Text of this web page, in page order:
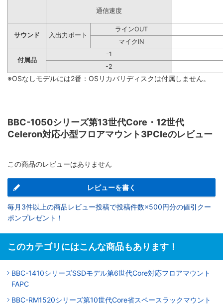
通信速度
サウンド 入出力ポート
ラインOUT
マイクIN
付属品
-1
-2
※OSなしモデルには2番：OSリカバリディスクは付属しません。
BBC-1050シリーズ第13世代Core・12世代
Celeron対応小型フロアマウント3PCIeのレビュー
この商品のレビューはありません
レビューを書く
毎月3件以上の商品レビュー投稿で投稿件数×500円分の値引クー
ポンプレゼント！
このカテゴリにはこんな商品もあります！
BBC-1410シリーズSSDモデル第6世代Core対応フロアマウント
FAPC
BBC-RM1520シリーズ第10世代Core省スペースラックマウント